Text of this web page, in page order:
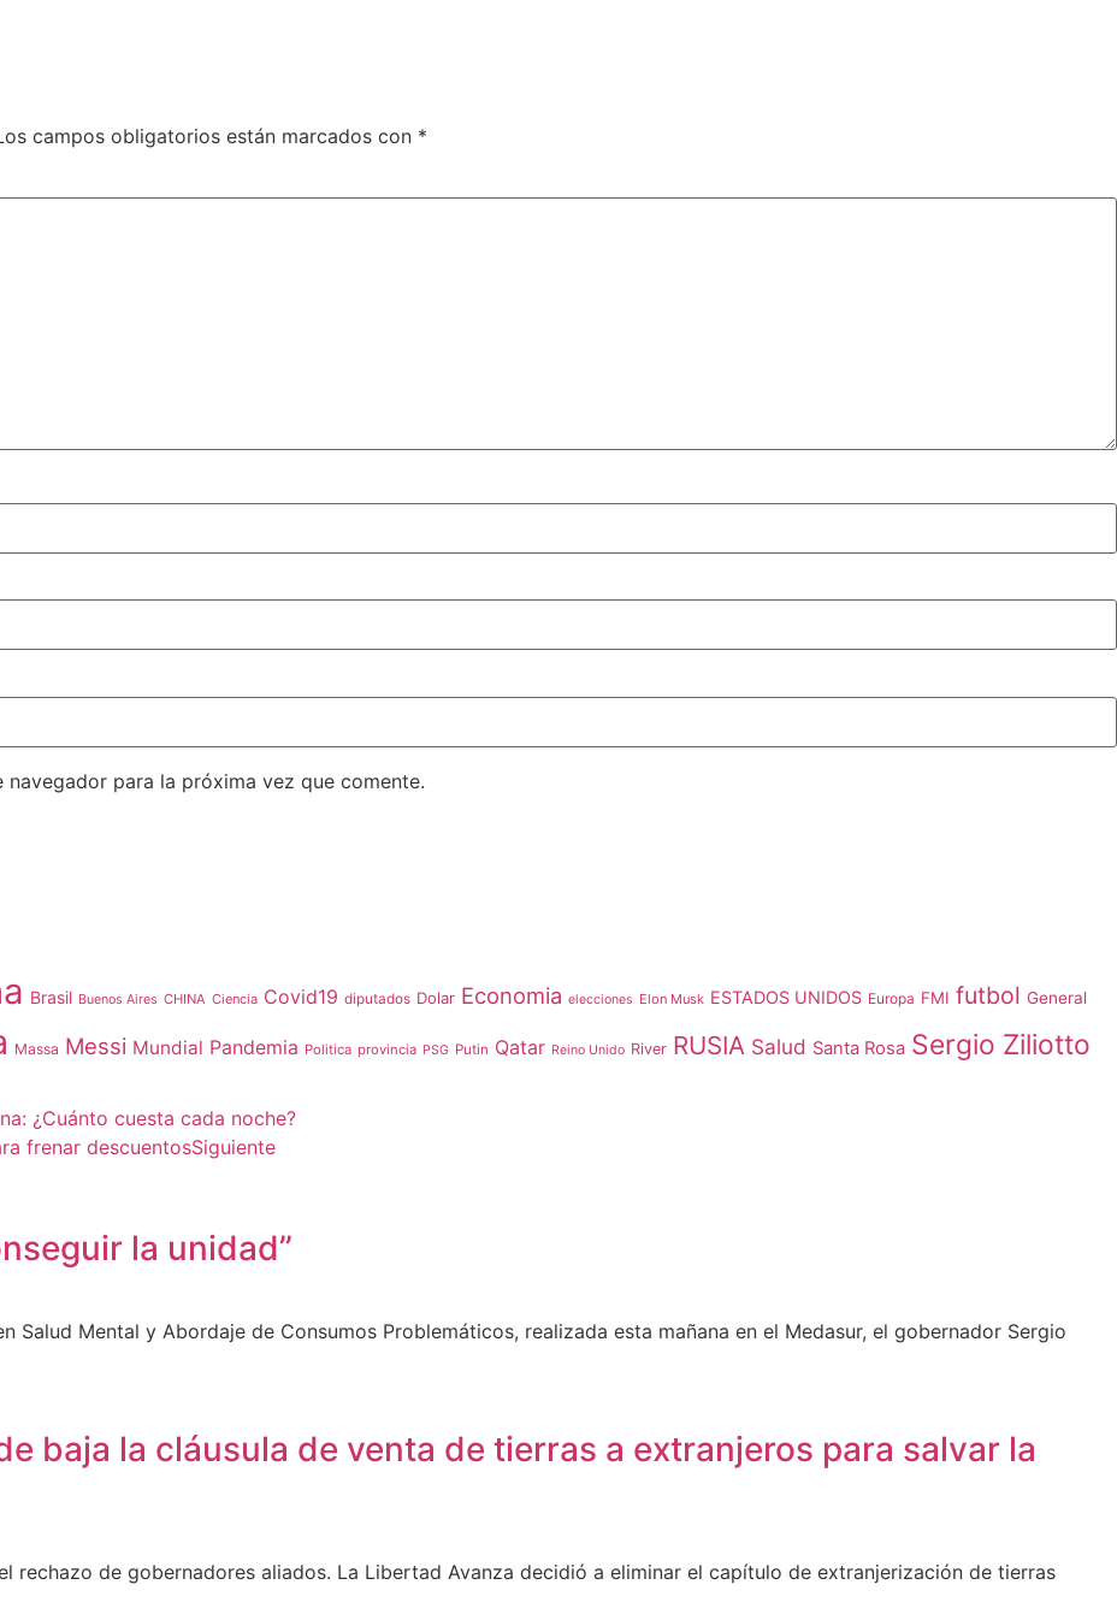
campos obligatorios están marcados con *
para la próxima vez que comente.
Brasil Buenos Aires CHINA Ciencia Covid19 diputados Dolar Economia elecciones Elon Musk ESTADOS UNIDOS Europa FMI futbol General
Massa Messi Mundial Pandemia Politica provincia PSG Putin Qatar Reino Unido River RUSIA Salud Santa Rosa Sergio Ziliotto
¿Cuánto cuesta cada noche?
frenar descuentosSiguiente
la unidad”
Salud Mental y Abordaje de Consumos Problemáticos, realizada esta mañana en el Medasur, el gobernador Sergio
baja la cláusula de venta de tierras a extranjeros para salvar la
rechazo de gobernadores aliados. La Libertad Avanza decidió a eliminar el capítulo de extranjerización de tierras